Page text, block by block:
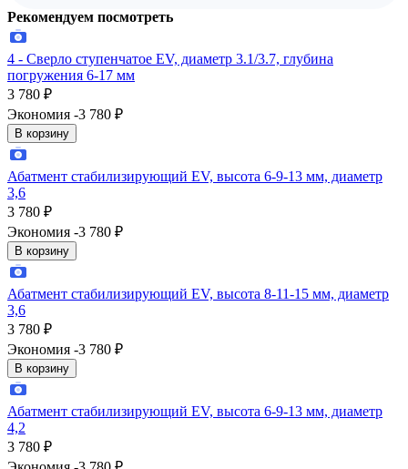
Рекомендуем посмотреть
4 - Сверло ступенчатое EV, диаметр 3.1/3.7, глубина
погружения 6-17 мм
3 780 ₽
Экономия -3 780 ₽
В корзину
Абатмент стабилизирующий EV, высота 6-9-13 мм, диаметр
3,6
3 780 ₽
Экономия -3 780 ₽
В корзину
Абатмент стабилизирующий EV, высота 8-11-15 мм, диаметр
3,6
3 780 ₽
Экономия -3 780 ₽
В корзину
Абатмент стабилизирующий EV, высота 6-9-13 мм, диаметр
4,2
3 780 ₽